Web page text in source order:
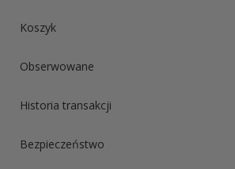
Koszyk
Obserwowane
Historia transakcji
Bezpieczeństwo